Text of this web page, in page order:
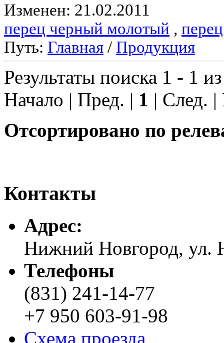
Изменен: 21.02.2011
перец черный молотый , перец
Путь: Главная / Продукция
Результаты поиска 1 - 1
Начало | Пред. | 1 | След.
Отсортировано по
Контакты
Адреc:
Нижний Новгород, ул.
Телефоны
(831) 241-14-77
+7 950 603-91-98
Схема проезда